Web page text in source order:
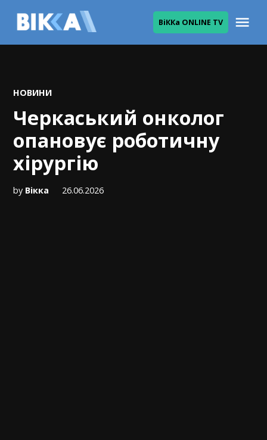
ВіККа ONLINE TV
POSTED
НОВИНИ
Черкаський онколог
опановує роботичну
хірургію
by Вікка 26.06.2026